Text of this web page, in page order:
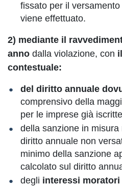
fissato per il
viene effettuato.
2) mediante il
anno dalla violazione, con
contestuale:
del diritto annuale
comprensivo della
per le imprese già
della sanzione in misura
diritto annuale non
minimo della sanzione
calcolato sul diritto
degli interessi moratori